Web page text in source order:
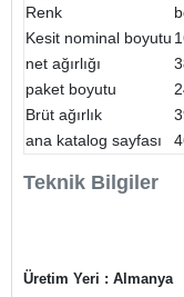
Teknik Bilgiler
Renk
Kesit nominal boyutu
net ağırlığı
paket boyutu
Brüt ağırlık
ana katalog sayfası
Üretim Yeri : Almanya